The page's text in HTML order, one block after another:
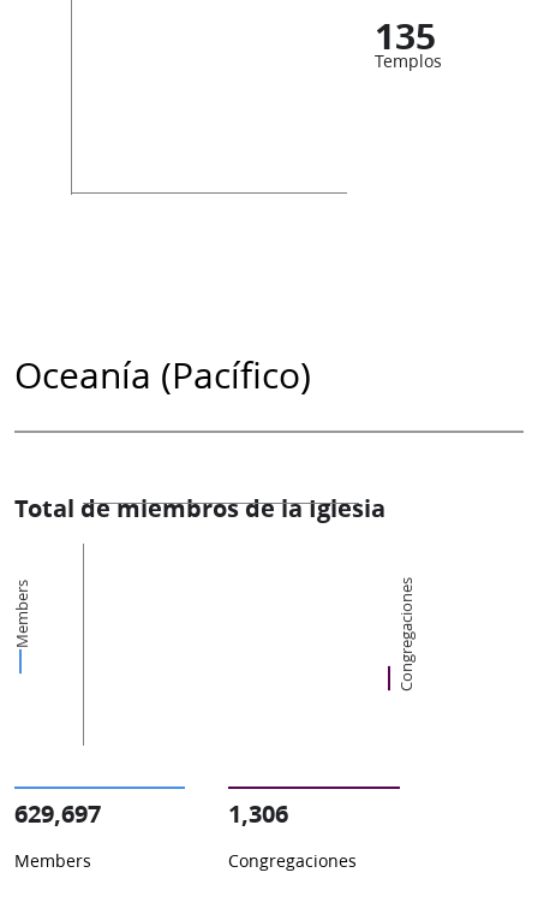
135
Templos
Oceanía (Pacífico)
Total de miembros de la Iglesia
Members Congregaciones
629,697
Members
1,306
Congregaciones